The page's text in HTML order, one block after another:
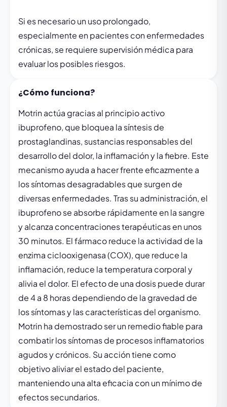
Si es necesario un uso prolongado,
especialmente en pacientes con enfermedades
crónicas, se requiere supervisión médica para
evaluar los posibles riesgos.
¿Cómo funciona?
Motrin actúa gracias al principio activo
ibuprofeno, que bloquea la síntesis de
prostaglandinas, sustancias responsables del
desarrollo del dolor, la inflamación y la fiebre. Este
mecanismo ayuda a hacer frente eficazmente a
los síntomas desagradables que surgen de
diversas enfermedades. Tras su administración, el
ibuprofeno se absorbe rápidamente en la sangre
y alcanza concentraciones terapéuticas en unos
30 minutos. El fármaco reduce la actividad de la
enzima ciclooxigenasa (COX), que reduce la
inflamación, reduce la temperatura corporal y
alivia el dolor. El efecto de una dosis puede durar
de 4 a 8 horas dependiendo de la gravedad de
los síntomas y las características del organismo.
Motrin ha demostrado ser un remedio fiable para
combatir los síntomas de procesos inflamatorios
agudos y crónicos. Su acción tiene como
objetivo aliviar el estado del paciente,
manteniendo una alta eficacia con un mínimo de
efectos secundarios.